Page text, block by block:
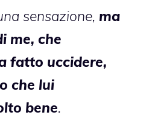
sensazione, ma
me, che
fatto uccidere,
che lui
bene.